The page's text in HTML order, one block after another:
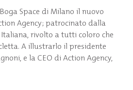
Space di Milano il nuovo
Agency; patrocinato dalla
Italiana, rivolto a tutti coloro che
A illustrarlo il presidente
e la CEO di Action Agency,